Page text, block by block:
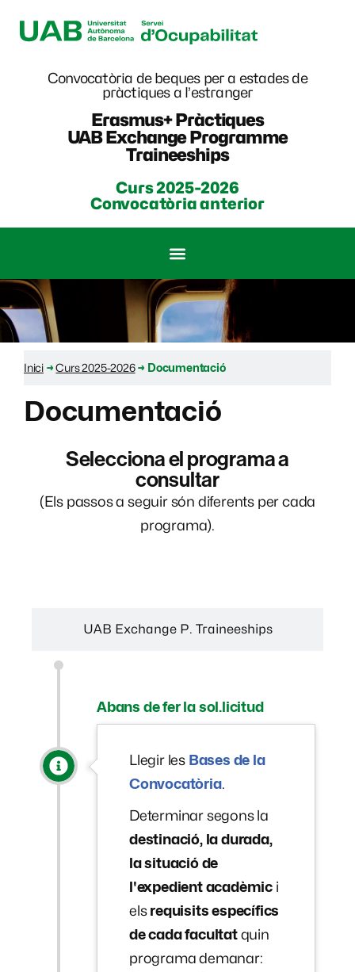
Convocatòria de beques per a estades de
pràctiques a l’estranger
Erasmus+ Pràctiques
UAB Exchange Programme
Traineeships
Curs 2025-2026
Convocatòria anterior
Inici →Curs 2025-2026→ Documentació
Documentació
Selecciona el programa a
consultar
(Els passos a seguir són diferents per cada
programa).
UAB Exchange P. Traineeships
Abans de fer la sol.licitud
Llegir les Bases de la
Convocatòria.
Determinar segons la
destinació, la durada,
la situació de
l'expedient acadèmic i
elsrequisits específics
de cada facultatquin
programa demanar: